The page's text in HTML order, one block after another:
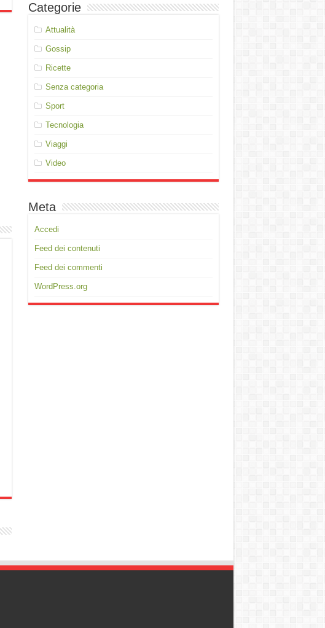
Categorie
Attualità
Gossip
Ricette
Senza categoria
Sport
Tecnologia
Viaggi
Video
Meta
Accedi
Feed dei contenuti
Feed dei commenti
WordPress.org